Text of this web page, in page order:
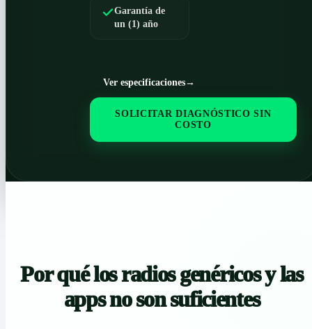
Garantía de
un (1) año
Ver especificaciones→
SOLICITAR DIAGNÓSTICO SIN
COSTO
Por qué los radios genéricos y las
apps no son suficientes